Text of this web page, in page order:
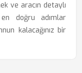
ve aracın detaylı
doğru adımlar
kalacağınız bir